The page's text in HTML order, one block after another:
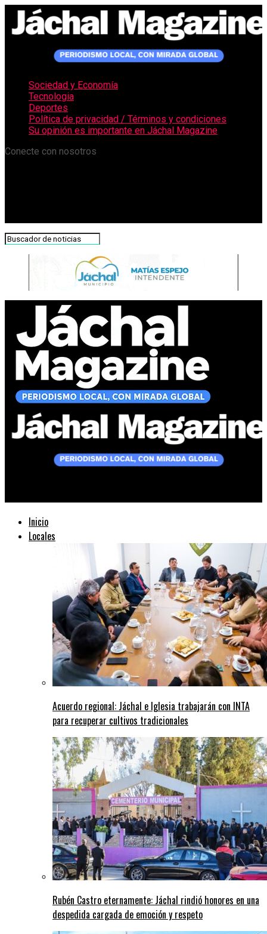
Sociedad y Economía
Tecnologia
Deportes
Política de privacidad / Términos y condiciones
Su opinión es importante en Jáchal Magazine
Conecte con nosotros
Inicio
Locales
Acuerdo regional: Jáchal e Iglesia trabajarán con INTA
para recuperar cultivos tradicionales
Rubén Castro eternamente: Jáchal rindió honores en una
despedida cargada de emoción y respeto